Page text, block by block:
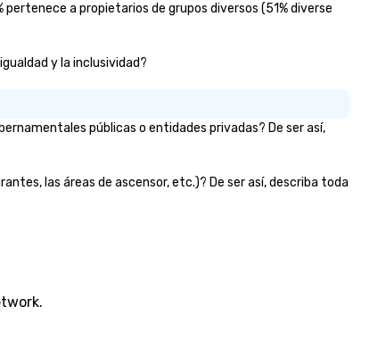
current trends in event
in the industry, we will
the experience to life for
and service include: o
environmental design o
o team building
show is well-designed and
Innovation conference in St.
was very responsive on all
a propietarios de grupos diversos (51% diverse
y la inclusividad?
públicas o entidades privadas? De ser así,
las áreas de ascensor, etc.)? De ser así, describa toda